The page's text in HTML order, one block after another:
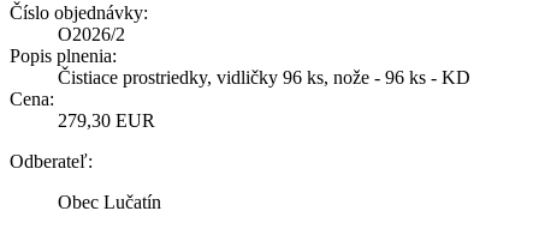
Číslo objednávky:
O2026/2
Popis plnenia:
Čistiace prostriedky, vidličky 96 ks, nože - 96 ks - KD
Cena:
279,30 EUR
Odberateľ:
Obec Lučatín